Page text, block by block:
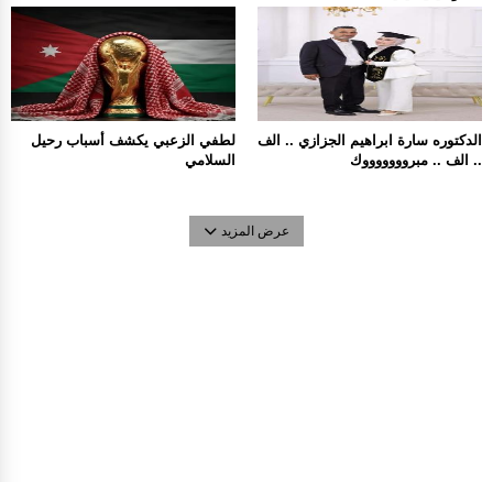
لطفي الزعبي يكشف أسباب رحيل
السلامي
الدكتوره سارة ابراهيم الجزازي .. الف
.. الف .. مبروووووووك
عرض المزيد